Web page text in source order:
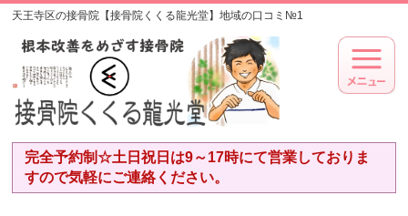
天王寺区の接骨院【接骨院くくる龍光堂】地域の口コミ№1
完全予約制☆土日祝日は9～17時にて営業しておりま
すので気軽にご連絡ください。